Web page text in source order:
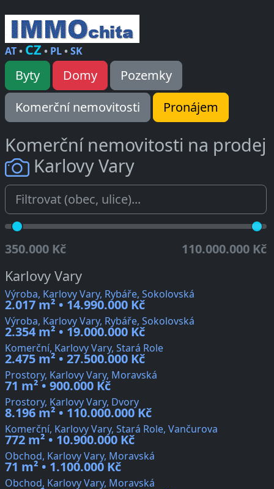
AT• CZ • PL•SK
Byty Domy
Pozemky
Komerční nemovitosti
Pronájem
Komerční nemovitosti na prodej
Karlovy Vary
350.000 Kč 110.000.000 Kč
Karlovy Vary
Výroba, Karlovy Vary, Rybáře, Sokolovská
2.017 m² • 14.990.000 Kč
Výroba, Karlovy Vary, Rybáře, Sokolovská
2.354 m² • 19.000.000 Kč
Komerční, Karlovy Vary, Stará Role
2.475 m² • 27.500.000 Kč
Prostory, Karlovy Vary, Moravská
71 m² • 900.000 Kč
Prostory, Karlovy Vary, Dvory
8.196 m² • 110.000.000 Kč
Komerční, Karlovy Vary, Stará Role, Vančurova
772 m² • 10.900.000 Kč
Obchod, Karlovy Vary, Moravská
71 m² • 1.100.000 Kč
Obchod, Karlovy Vary, Moravská